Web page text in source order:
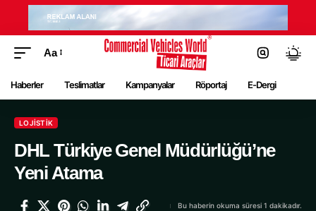
Aa
Haberler Teslimatlar Kampanyalar Röportaj E-Dergi
LOJISTIK
DHL Türkiye Genel Müdürlüğü’ne
Yeni Atama
Bu haberin okuma süresi 1 dakikadır.